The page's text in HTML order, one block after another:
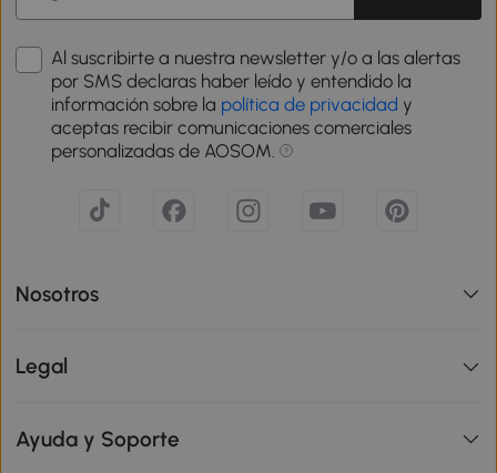
Al suscribirte a nuestra newsletter y/o a las alertas
por SMS declaras haber leído y entendido la
información sobre la política de privacidad y
aceptas recibir comunicaciones comerciales
personalizadas de AOSOM.
Nosotros
Legal
Ayuda y Soporte